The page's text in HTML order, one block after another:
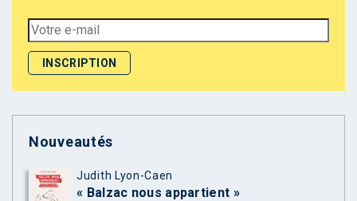
Nouveautés
Judith Lyon-Caen
« Balzac nous appartient »